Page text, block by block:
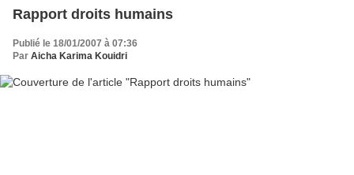
Rapport droits humains
Publié le 18/01/2007 à 07:36
Par Aicha Karima Kouidri